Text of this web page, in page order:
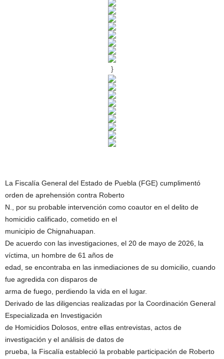
}
La Fiscalía General del Estado de Puebla (FGE) cumplimentó
orden de aprehensión contra Roberto
N., por su probable intervención como coautor en el delito de
homicidio calificado, cometido en el
municipio de Chignahuapan.
De acuerdo con las investigaciones, el 20 de mayo de 2026, la
víctima, un hombre de 61 años de
edad, se encontraba en las inmediaciones de su domicilio, cuando
fue agredida con disparos de
arma de fuego, perdiendo la vida en el lugar.
Derivado de las diligencias realizadas por la Coordinación General
Especializada en Investigación
de Homicidios Dolosos, entre ellas entrevistas, actos de
investigación y el análisis de datos de
prueba, la Fiscalía estableció la probable participación de Roberto